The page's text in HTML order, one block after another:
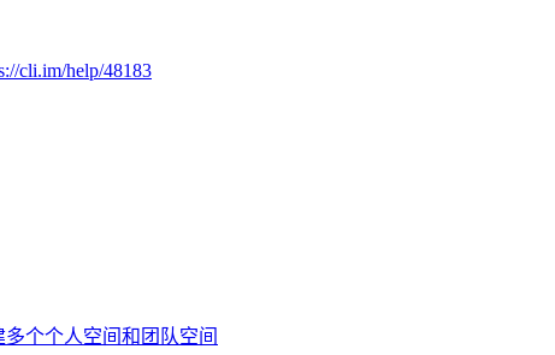
cli.im/help/48183
个个人空间和团队空间